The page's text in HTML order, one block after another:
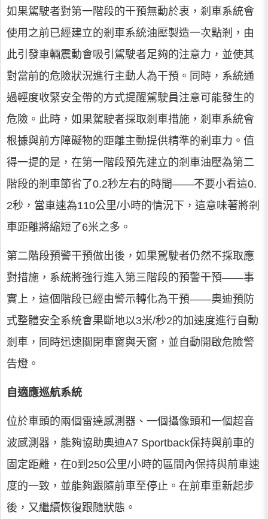
如果駕駛者對第一階段的干預無動於衷，剎車系統會
使用之前已經建立的剎車系統油壓製造一次點剎，由
此引發車輛震動會吸引駕駛者足夠的注意力，並使其
對當前的危險狀況進行主動人為干預。同時，系統通
過輕度收緊安全帶的方式提醒駕駛員注意可能發生的
危險。此時，如果駕駛者採取剎車措施，剎車系統會
根據與前方障礙物的距離主動提供精準的剎車力。值
得一提的是，在第一階段預先建立的剎車油壓為第二
階段的剎車節省了0.2秒左右的時間——不要小看這0.
2秒，當車速為110公里/小時的情況下，這意味著將剎
車距離將縮短了6米之多。
第二階段預警干預做出後，如果駕駛者仍然不採取應
對措施，系統將強行進入第三階段的預警干預——事
實上，這個階段已經由警示轉化為干預——奧迪預防
式整體安全系統會果斷地以3米/秒2的加速度進行自動
剎車，同時迅速關閉車窗與天窗，並自動開啟危險警
告燈。
自適應巡航系統
位於車頭的兩個雷達感測器、一個攝像頭和一個超音
波感測器，能夠協助奧迪A7 Sportback保持與前車的
固定距離，在0到250公里/小時的區間內保持與前車速
度的一致，並能夠跟隨前車至停止。在前車重新起步
後，又繼續恢復跟隨狀態。